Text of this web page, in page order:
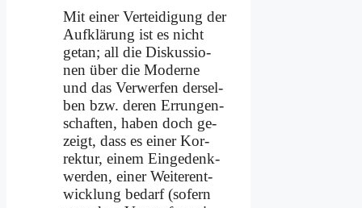
Mit ei­ner Ver­tei­di­gung der
Auf­klä­rung ist es nicht
ge­tan; all die Dis­kus­sio­
nen über die Mo­der­ne
und das Ver­wer­fen der­sel­
ben bzw. de­ren Er­run­gen­
schaf­ten, ha­ben doch ge­
zeigt, dass es ei­ner Kor­
rek­tur, ei­nem Ein­ge­denk­
wer­den, ei­ner Wei­ter­ent­
wick­lung be­darf (so­fern